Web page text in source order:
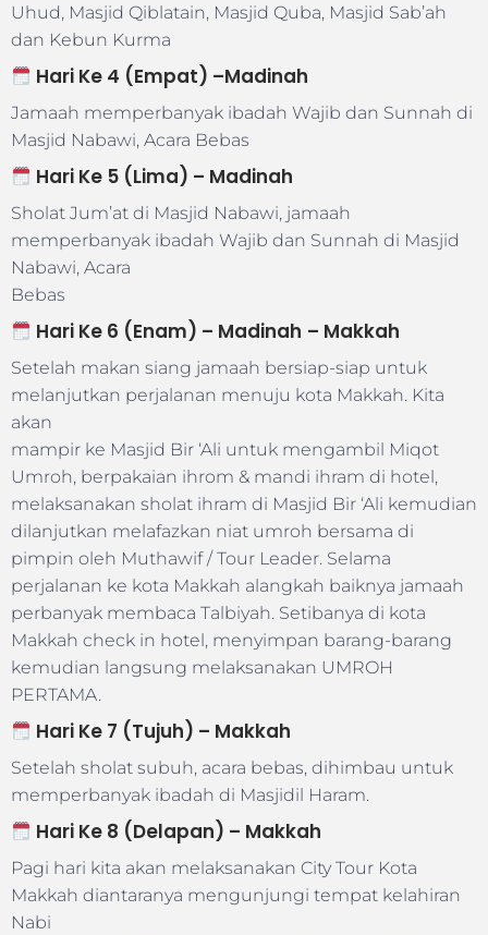
Uhud, Masjid Qiblatain, Masjid Quba, Masjid Sab’ah
dan Kebun Kurma
Hari Ke 4 (Empat) –Madinah
Jamaah memperbanyak ibadah Wajib dan Sunnah di
Masjid Nabawi, Acara Bebas
Hari Ke 5 (Lima) – Madinah
Sholat Jum’at di Masjid Nabawi, jamaah
memperbanyak ibadah Wajib dan Sunnah di Masjid
Nabawi, Acara
Bebas
Hari Ke 6 (Enam) – Madinah – Makkah
Setelah makan siang jamaah bersiap-siap untuk
melanjutkan perjalanan menuju kota Makkah. Kita
akan
mampir ke Masjid Bir ‘Ali untuk mengambil Miqot
Umroh, berpakaian ihrom & mandi ihram di hotel,
melaksanakan sholat ihram di Masjid Bir ‘Ali kemudian
dilanjutkan melafazkan niat umroh bersama di
pimpin oleh Muthawif / Tour Leader. Selama
perjalanan ke kota Makkah alangkah baiknya jamaah
perbanyak membaca Talbiyah. Setibanya di kota
Makkah check in hotel, menyimpan barang-barang
kemudian langsung melaksanakan UMROH
PERTAMA.
Hari Ke 7 (Tujuh) – Makkah
Setelah sholat subuh, acara bebas, dihimbau untuk
memperbanyak ibadah di Masjidil Haram.
Hari Ke 8 (Delapan) – Makkah
Pagi hari kita akan melaksanakan City Tour Kota
Makkah diantaranya mengunjungi tempat kelahiran
Nabi